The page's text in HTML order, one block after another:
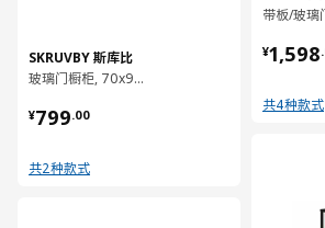
SKRUVBY 斯库比
玻璃门橱柜, 70x90 厘米
¥799.00
¥ 799.00
共2种款式
¥1,598.
¥
共4种款式